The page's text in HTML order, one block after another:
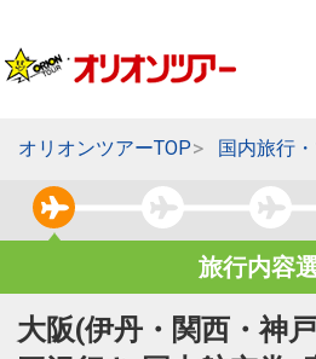
オリオンツアーTOP 国内旅行
旅行内容
大阪(伊丹・関西・神